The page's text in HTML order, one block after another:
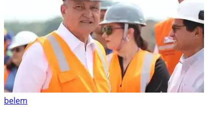
belem